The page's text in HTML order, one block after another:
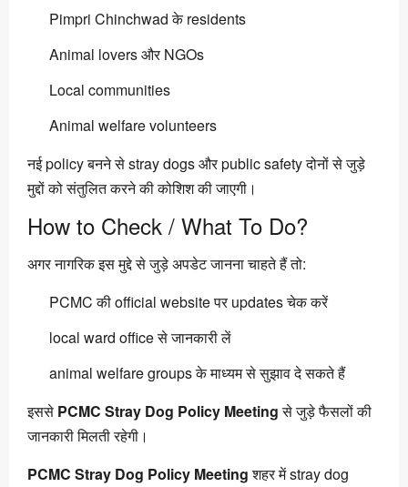
Pimpri Chinchwad के residents
Animal lovers और NGOs
Local communities
Animal welfare volunteers
नई policy बनने से stray dogs और public safety दोनों से जुड़े
मुद्दों को संतुलित करने की कोशिश की जाएगी।
How to Check / What To Do?
अगर नागरिक इस मुद्दे से जुड़े अपडेट जानना चाहते हैं तो:
PCMC की official website पर updates चेक करें
local ward office से जानकारी लें
animal welfare groups के माध्यम से सुझाव दे सकते हैं
इससे PCMC Stray Dog Policy Meetingसे जुड़े फैसलों की
जानकारी मिलती रहेगी।
PCMC Stray Dog Policy Meetingशहर में stray dog